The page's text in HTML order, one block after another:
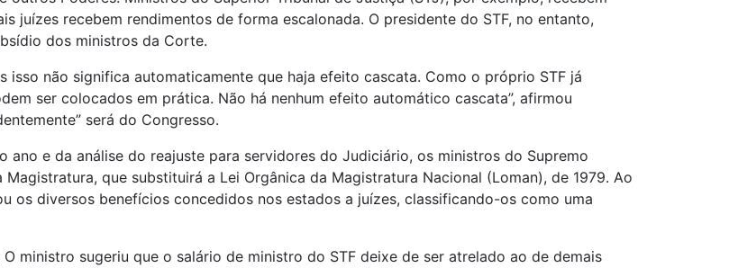
juízes recebem rendimentos de forma escalonada. O presidente do STF, no entanto,
dos ministros da Corte.
não significa automaticamente que haja efeito cascata. Como o próprio STF já
ser colocados em prática. Não há nenhum efeito automático cascata”, afirmou
será do Congresso.
e da análise do reajuste para servidores do Judiciário, os ministros do Supremo
que substituirá a Lei Orgânica da Magistratura Nacional (Loman), de 1979. Ao
os diversos benefícios concedidos nos estados a juízes, classificando-os como uma
ministro sugeriu que o salário de ministro do STF deixe de ser atrelado ao de demais